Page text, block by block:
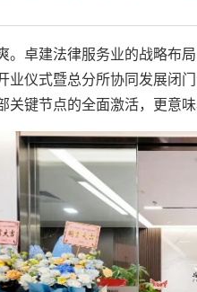
。卓建法律服务业的战略布
业仪式暨总分所协同发展闭
关键节点的全面激活，更意